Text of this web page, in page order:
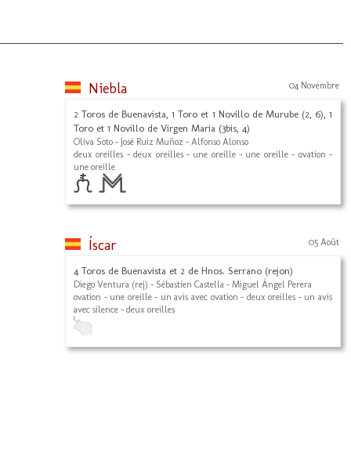
Niebla 04 Novembre
2 Toros de Buenavista, 1 Toro et 1 Novillo de Murube (2, 6), 1
Toro et 1 Novillo de Virgen Maria (3bis, 4)
Oliva Soto - José Ruiz Muñoz - Alfonso Alonso
deux oreilles - deux oreilles - une oreille - une oreille - ovation -
une oreille
Íscar 05 Août
4 Toros de Buenavista et 2 de Hnos. Serrano (rejon)
Diego Ventura (rej) - Sébastien Castella - Miguel Ángel Perera
ovation - une oreille - un avis avec ovation - deux oreilles - un avis
avec silence - deux oreilles